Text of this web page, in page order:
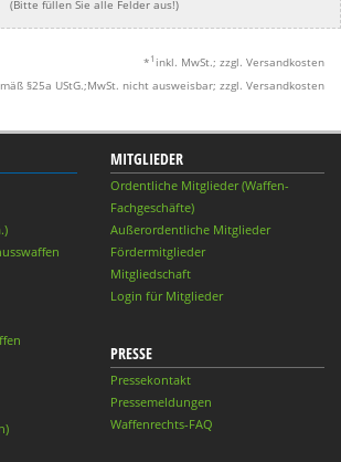
(Bitte füllen Sie alle Felder aus!)
* 1 inkl. MwSt.; zzgl. Versandkosten
§25a UStG.;MwSt. nicht ausweisbar; zzgl. Versandkosten
MITGLIEDER
Ordentliche Mitglieder (Waffen-
Fachgeschäfte)
Außerordentliche Mitglieder
Fördermitglieder
Mitgliedschaft
Login für Mitglieder
PRESSE
Pressekontakt
Pressemeldungen
Waffenrechts-FAQ